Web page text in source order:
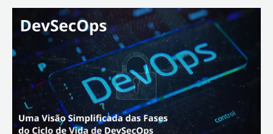
Lance
Rural